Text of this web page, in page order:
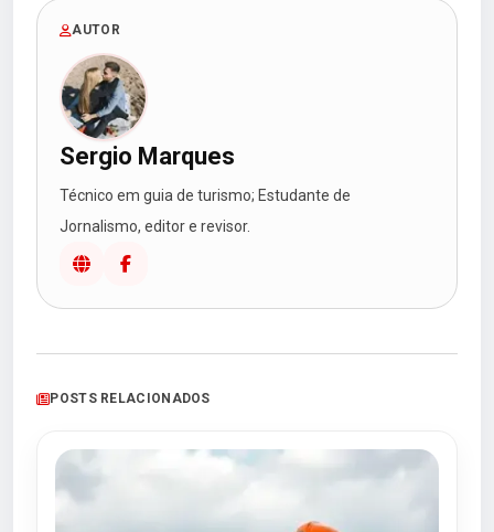
AUTOR
Sergio Marques
Técnico em guia de turismo; Estudante de
Jornalismo, editor e revisor.
POSTS RELACIONADOS